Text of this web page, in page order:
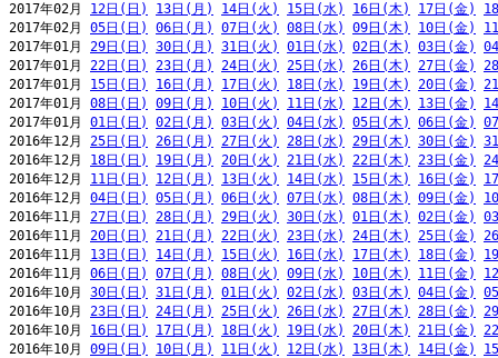
2017年02月 12日(日) 13日(月) 14日(火) 15日(水) 16日(木) 17日(金)
2017年02月 05日(日) 06日(月) 07日(火) 08日(水) 09日(木) 10日(金)
2017年01月 29日(日) 30日(月) 31日(火) 01日(水) 02日(木) 03日(金)
2017年01月 22日(日) 23日(月) 24日(火) 25日(水) 26日(木) 27日(金)
2017年01月 15日(日) 16日(月) 17日(火) 18日(水) 19日(木) 20日(金)
2017年01月 08日(日) 09日(月) 10日(火) 11日(水) 12日(木) 13日(金)
2017年01月 01日(日) 02日(月) 03日(火) 04日(水) 05日(木) 06日(金)
2016年12月 25日(日) 26日(月) 27日(火) 28日(水) 29日(木) 30日(金)
2016年12月 18日(日) 19日(月) 20日(火) 21日(水) 22日(木) 23日(金)
2016年12月 11日(日) 12日(月) 13日(火) 14日(水) 15日(木) 16日(金)
2016年12月 04日(日) 05日(月) 06日(火) 07日(水) 08日(木) 09日(金)
2016年11月 27日(日) 28日(月) 29日(火) 30日(水) 01日(木) 02日(金)
2016年11月 20日(日) 21日(月) 22日(火) 23日(水) 24日(木) 25日(金)
2016年11月 13日(日) 14日(月) 15日(火) 16日(水) 17日(木) 18日(金)
2016年11月 06日(日) 07日(月) 08日(火) 09日(水) 10日(木) 11日(金)
2016年10月 30日(日) 31日(月) 01日(火) 02日(水) 03日(木) 04日(金)
2016年10月 23日(日) 24日(月) 25日(火) 26日(水) 27日(木) 28日(金)
2016年10月 16日(日) 17日(月) 18日(火) 19日(水) 20日(木) 21日(金)
2016年10月 09日(日) 10日(月) 11日(火) 12日(水) 13日(木) 14日(金)